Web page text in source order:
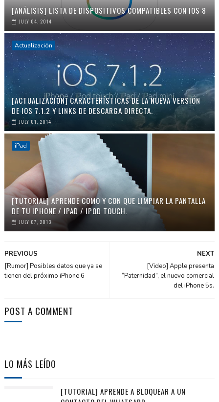
[ANÁLISIS] LISTA DE DISPOSITIVOS COMPATIBLES CON IOS 8
JULY 04, 2014
Actualización
[ACTUALIZACIÓN] CARACTERÍSTICAS DE LA NUEVA VERSIÓN
DE IOS 7.1.2 Y LINKS DE DESCARGA DIRECTA.
JULY 01, 2014
iPad
[TUTORIAL] APRENDE COMO Y CON QUE LIMPIAR LA PANTALLA
DE TU IPHONE / IPAD / IPOD TOUCH.
JULY 07, 2013
NEXT
[Video] Apple presenta
“Paternidad”, el nuevo comercial
del iPhone 5s.
PREVIOUS
[Rumor] Posibles datos que ya se
tienen del próximo iPhone 6
POST A COMMENT
LO MÁS LEÍDO
[TUTORIAL] APRENDE A BLOQUEAR A UN